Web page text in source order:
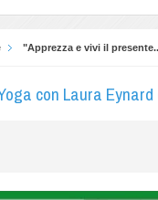
"Apprezza e vivi il
con Laura